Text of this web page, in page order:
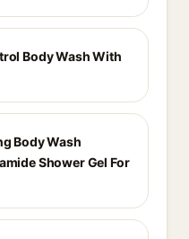
Body Wash With
Body Wash
Shower Gel For